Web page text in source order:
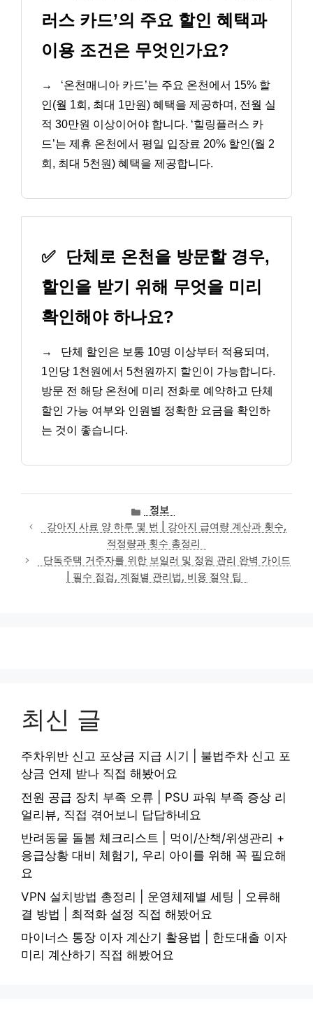
러스 카드’의 주요 할인 혜택과
이용 조건은 무엇인가요?
→
‘온천매니아 카드’는 주요 온천에서 15% 할
인(월 1회, 최대 1만원) 혜택을 제공하며, 전월 실
적 30만원 이상이어야 합니다. ‘힐링플러스 카
드’는 제휴 온천에서 평일 입장료 20% 할인(월 2
회, 최대 5천원) 혜택을 제공합니다.
✅
단체로 온천을 방문할 경우,
할인을 받기 위해 무엇을 미리
확인해야 하나요?
→
단체 할인은 보통 10명 이상부터 적용되며,
1인당 1천원에서 5천원까지 할인이 가능합니다.
방문 전 해당 온천에 미리 전화로 예약하고 단체
할인 가능 여부와 인원별 정확한 요금을 확인하
는 것이 좋습니다.
카
테
고
리
정보
강아지 사료 양 하루 몇 번 | 강아지 급여량 계산과 횟수,
적정량과 횟수 총정리
단독주택 거주자를 위한 보일러 및 정원 관리 완벽 가이드
| 필수 점검, 계절별 관리법, 비용 절약 팁
최신 글
주차위반 신고 포상금 지급 시기 | 불법주차 신고 포
상금 언제 받나 직접 해봤어요
전원 공급 장치 부족 오류 | PSU 파워 부족 증상 리
얼리뷰, 직접 겪어보니 답답하네요
반려동물 돌봄 체크리스트 | 먹이/산책/위생관리 +
응급상황 대비 체험기, 우리 아이를 위해 꼭 필요해
요
VPN 설치방법 총정리 | 운영체제별 세팅 | 오류해
결 방법 | 최적화 설정 직접 해봤어요
마이너스 통장 이자 계산기 활용법 | 한도대출 이자
미리 계산하기 직접 해봤어요